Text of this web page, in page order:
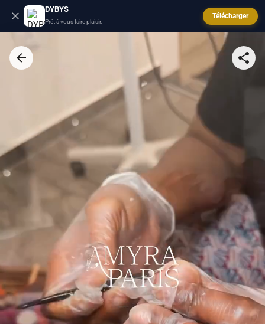
DYBYS
Prêt à vous faire plaisir.
Télécharger